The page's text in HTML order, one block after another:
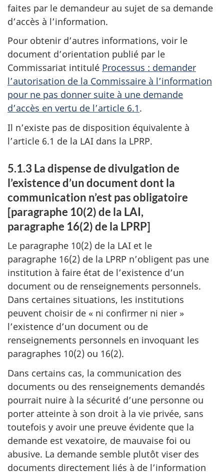
faites par le demandeur au sujet de sa demande
d’accès à l’information.
Pour obtenir d’autres informations, voir le
document d’orientation publié par le
Commissariat intitulé Processus : demander
l’autorisation de la Commissaire à l’information
pour ne pas donner suite à une demande
d’accès en vertu de l’article 6.1.
Il n’existe pas de disposition équivalente à
l’article 6.1 de la LAI dans la LPRP.
5.1.3 La dispense de divulgation de
l’existence d’un document dont la
communication n’est pas obligatoire
[paragraphe 10(2) de la LAI,
paragraphe 16(2) de la LPRP]
Le paragraphe 10(2) de la LAI et le
paragraphe 16(2) de la LPRP n’obligent pas une
institution à faire état de l’existence d’un
document ou de renseignements personnels.
Dans certaines situations, les institutions
peuvent choisir de « ni confirmer ni nier »
l’existence d’un document ou de
renseignements personnels en invoquant les
paragraphes 10(2) ou 16(2).
Dans certains cas, la communication des
documents ou des renseignements demandés
pourrait nuire à la sécurité d’une personne ou
porter atteinte à son droit à la vie privée, sans
toutefois y avoir une preuve évidente que la
demande est vexatoire, de mauvaise foi ou
abusive. La demande semble plutôt viser des
documents directement liés à de l’information